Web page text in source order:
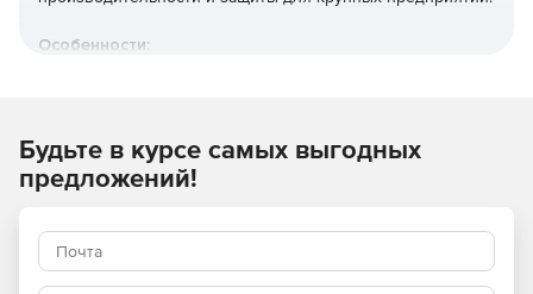
Особенности:
HDD Raid 2x1 ТБ.
LAN-байпас.
Стойка 2U.
Будьте в курсе самых выгодных
предложений!